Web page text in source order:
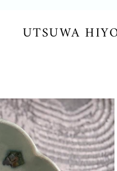
UTSUWA